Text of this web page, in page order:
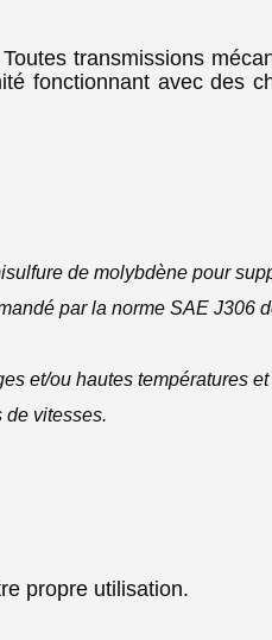
transmissions
fonctionnant avec des
de molybdène pour
par la norme SAE J306
et/ou hautes températures
de vitesses.
propre utilisation.